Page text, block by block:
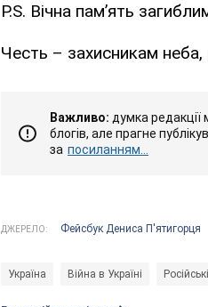
P.S. Вічна памʼять
Честь – захисникам неба,
Важливо: думка редакції
блогів, але прагне
за посиланням...
ДЖЕРЕЛО: Фейсбук Дениса П'ятигорця
Україна Війна в Україні